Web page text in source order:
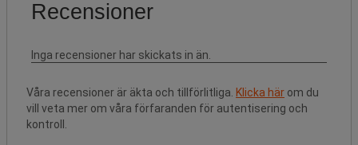
Våra recensioner är äkta och tillförlitliga. Klicka här om du
vill veta mer om våra förfaranden för autentisering och
kontroll.